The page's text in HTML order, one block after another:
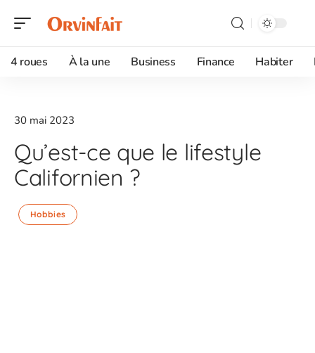
4 roues À la une Business Finance Habiter
30 mai 2023
Qu’est-ce que le lifestyle
Californien ?
Hobbies